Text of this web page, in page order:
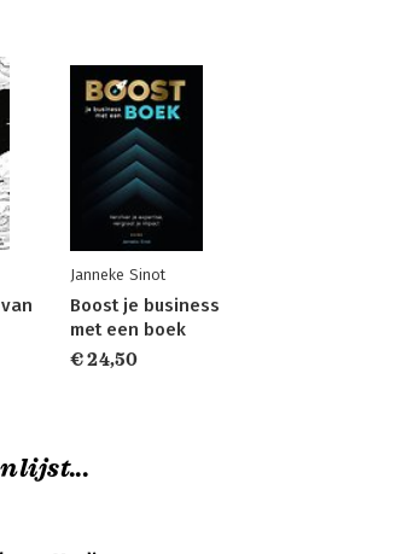
Janneke Sinot
Boost je business
met een boek
€ 24,50